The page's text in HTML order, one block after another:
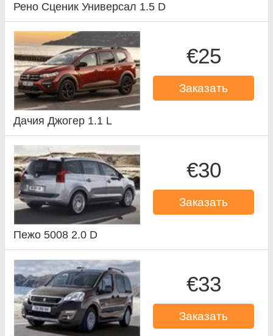
Рено Сценик Универсал 1.5 D
€25
Заказать
Дачия Джогер 1.1 L
€30
Заказать
Пежо 5008 2.0 D
€33
Заказать